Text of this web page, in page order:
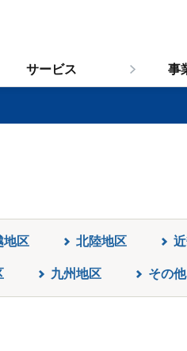
地区 北陸地区
九州地区 その他
サービス 事